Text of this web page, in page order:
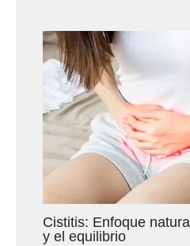
Cistitis: Enfoque
y el equilibrio